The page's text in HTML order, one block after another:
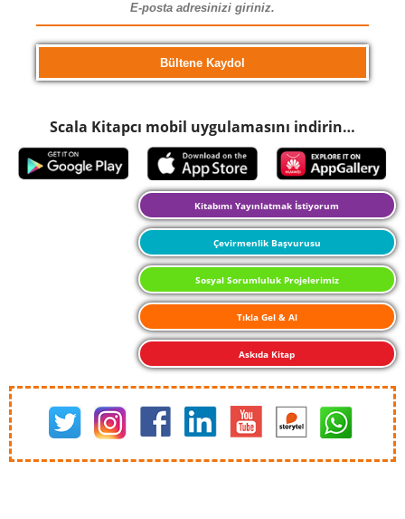
Scala Kitapcı mobil uygulamasını indirin…
Kitabımı Yayınlatmak İstiyorum
Çevirmenlik Başvurusu
Sosyal Sorumluluk Projelerimiz
Tıkla Gel & Al
Askıda Kitap